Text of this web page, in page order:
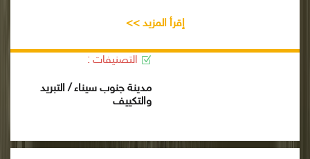
إقرأ المزيد >>
التصنيفات :
مدينة جنوب سيناء / التبريد
والتكييف